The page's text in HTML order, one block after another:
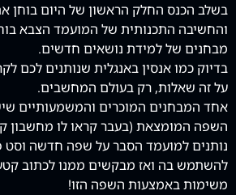
בשלב הכנס החלק הראשון של היום בוחן
והחשיבה התכנותית של המועמד הצבא
מבחנים של למידת נושאים חדשים.
בדיוק כמו אנסין באנגלית שנותנים לכם
על זה שאלות, רק בעולם המחשבים.
אחד המבחנים המוכרים והמשמעותיים
השפה המומצאת (בעבר קראו לו מחשבון
נותנים למועמד הסבר על שפה חדשה וסט
להשתמש בה ואז מבקשים ממנו לכתוב
משימות באמצעות השפה הזו!